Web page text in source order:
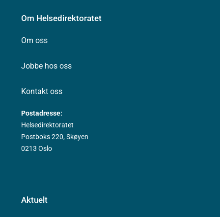
Om Helsedirektoratet
Om oss
Jobbe hos oss
Kontakt oss
Postadresse:
Helsedirektoratet
Postboks 220, Skøyen
0213 Oslo
Aktuelt